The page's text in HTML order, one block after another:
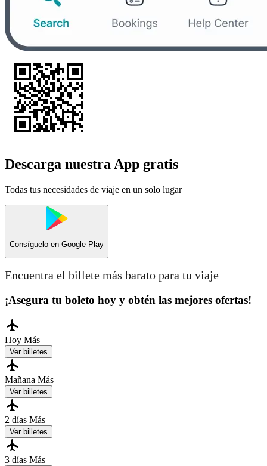
Descarga nuestra App gratis
Todas tus necesidades de viaje en un solo lugar
Consíguelo en Google Play
Encuentra el billete más barato para tu viaje
¡Asegura tu boleto hoy y obtén las mejores ofertas!
Hoy Más
Ver billetes
Mañana Más
Ver billetes
2 días Más
Ver billetes
3 días Más